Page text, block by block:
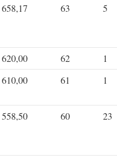
658,17 63 5
620,00 62
1
610,00 61 1
558,50 60 23